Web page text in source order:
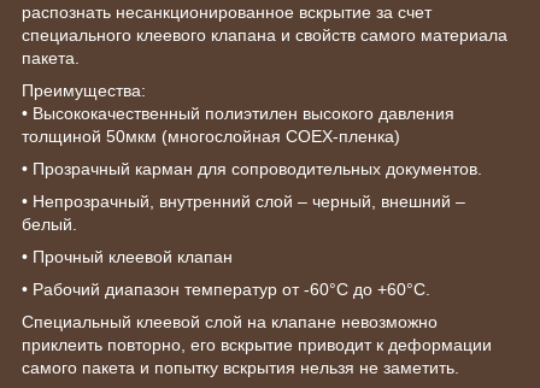
распознать несанкционированное вскрытие за счет
специального клеевого клапана и свойств самого материала
пакета.
Преимущества:
• Высококачественный полиэтилен высокого давления
толщиной 50мкм (многослойная СОЕХ-пленка)
• Прозрачный карман для сопроводительных документов.
• Непрозрачный, внутренний слой – черный, внешний –
белый.
• Прочный клеевой клапан
• Рабочий диапазон температур от -60°С до +60°С.
Специальный клеевой слой на клапане невозможно
приклеить повторно, его вскрытие приводит к деформации
самого пакета и попытку вскрытия нельзя не заметить.